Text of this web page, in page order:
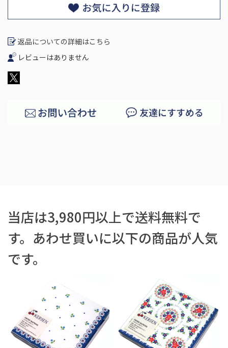
返品についての詳細はこちら
レビューはありません
当店は3,980円以上で送料無料で
す。あわせ買いに以下の商品が人気
です。